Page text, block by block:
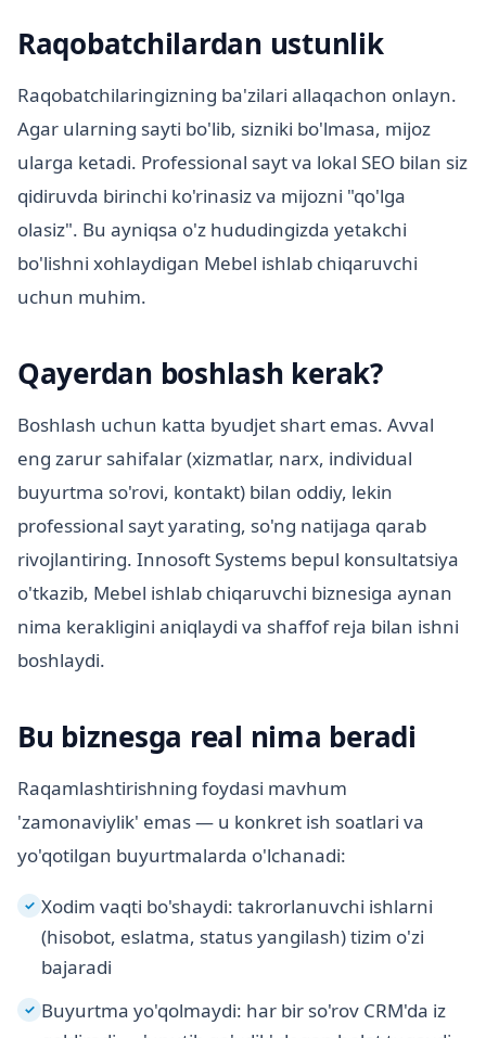
Raqobatchilardan ustunlik
Raqobatchilaringizning ba'zilari allaqachon onlayn.
Agar ularning sayti bo'lib, sizniki bo'lmasa, mijoz
ularga ketadi. Professional sayt va lokal SEO bilan siz
qidiruvda birinchi ko'rinasiz va mijozni "qo'lga
olasiz". Bu ayniqsa o'z hududingizda yetakchi
bo'lishni xohlaydigan Mebel ishlab chiqaruvchi
uchun muhim.
Qayerdan boshlash kerak?
Boshlash uchun katta byudjet shart emas. Avval
eng zarur sahifalar (xizmatlar, narx, individual
buyurtma so'rovi, kontakt) bilan oddiy, lekin
professional sayt yarating, so'ng natijaga qarab
rivojlantiring. Innosoft Systems bepul konsultatsiya
o'tkazib, Mebel ishlab chiqaruvchi biznesiga aynan
nima kerakligini aniqlaydi va shaffof reja bilan ishni
boshlaydi.
Bu biznesga real nima beradi
Raqamlashtirishning foydasi mavhum
'zamonaviylik' emas — u konkret ish soatlari va
yo'qotilgan buyurtmalarda o'lchanadi:
✓ Xodim vaqti bo'shaydi: takrorlanuvchi ishlarni
(hisobot, eslatma, status yangilash) tizim o'zi
bajaradi
✓ Buyurtma yo'qolmaydi: har bir so'rov CRM'da iz